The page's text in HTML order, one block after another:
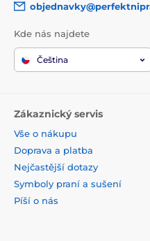
Kde nás najdete
Čeština
Zákaznický servis
Vše o nákupu
Doprava a platba
Nejčastější dotazy
Symboly praní a sušení
Píší o nás